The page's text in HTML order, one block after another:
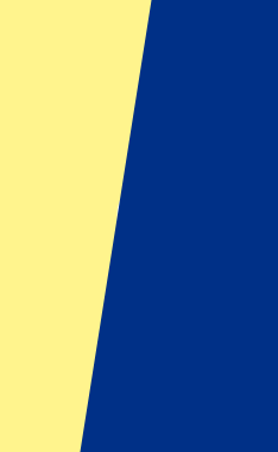
Carabao Cup Final 2027
21 marzo 2027, 16:30
Más información
Carabao Cup Final 2027
21 marzo 2027, 16:30
Football | Carabao Cup
London, Reino Unido
Wembley